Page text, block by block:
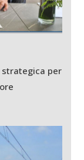
strategica per